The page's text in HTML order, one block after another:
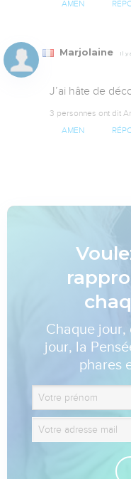
AMEN
Marjolaine Il y
J’ai hâte de
3 personnes ont dit
AMEN
Chaque jour,
jour, la
phares